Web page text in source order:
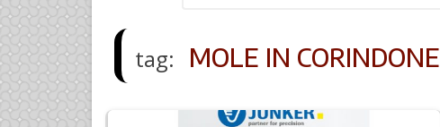
tag: MOLE IN CORINDONE